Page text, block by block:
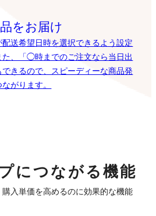
をお届け
送希望日時を選択できるよう設定
た、「◯時までのご注文なら当日出
きるので、スピーディーな商品発
がります。
につながる機能
入単価を高めるのに効果的な機能